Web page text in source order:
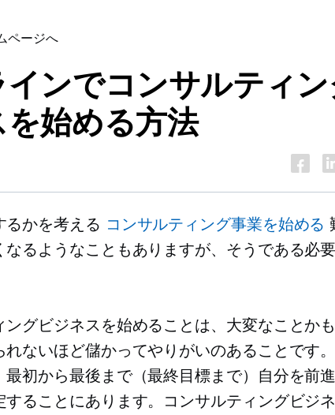
ページへ
ンでコンサルティ
を始める方法
るかを考える コンサルティング事業を始める
なるようなこともありますが、そうである必
ングビジネスを始めることは、大変なことか
れないほど儲かってやりがいのあることです
最初から最後まで（最終目標まで）自分を前
することにあります。コンサルティングビジ